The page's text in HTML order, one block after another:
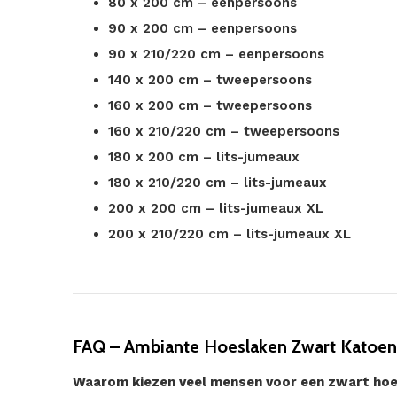
90 x 200 cm – eenpersoons
90 x 210/220 cm – eenpersoons
140 x 200 cm – tweepersoons
160 x 200 cm – tweepersoons
160 x 210/220 cm – tweepersoons
180 x 200 cm – lits-jumeaux
180 x 210/220 cm – lits-jumeaux
200 x 200 cm – lits-jumeaux XL
200 x 210/220 cm – lits-jumeaux XL
FAQ – Ambiante Hoeslaken Zwart Katoen
Waarom kiezen veel mensen voor een zwart